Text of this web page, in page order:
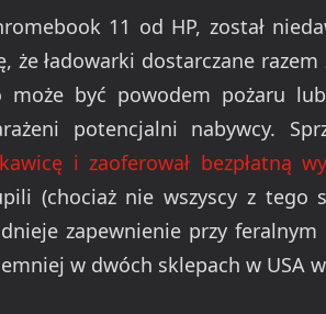
11 od HP, został
że ładowarki dostarczane
może być powodem pożaru
potencjalni nabywcy.
i zaoferował bezpłatną
(chociaż nie wszyscy z tego
zapewnienie przy
w dwóch sklepach w USA